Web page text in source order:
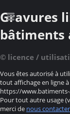
Gravures
bâtiments
© licence /
Vous êtes autorisé à
tout affichage en ligne
https://
Pour tout autre usage
merci de nous contacter